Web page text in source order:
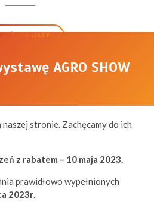
DO LISTY
AGRO SHOW
stronie. Zachęcamy do ich
z rabatem – 10 maja 2023.
prawidłowo wypełnionych
2023r.